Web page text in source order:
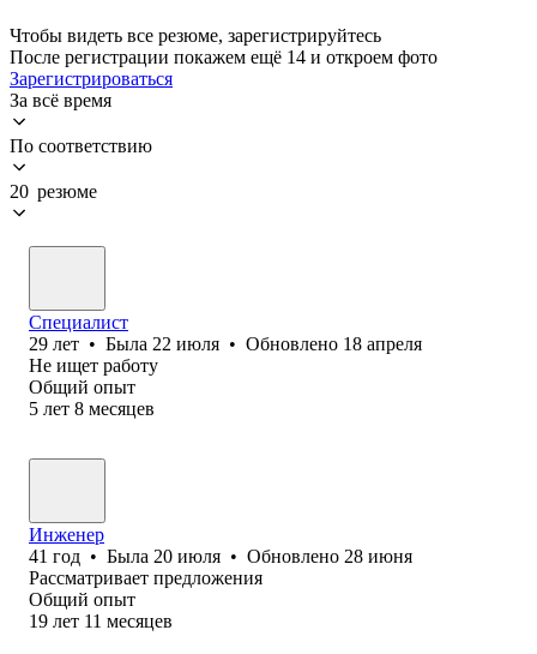
Чтобы видеть все резюме, зарегистрируйтесь
После регистрации покажем ещё 14 и откроем фото
Зарегистрироваться
За всё время
По соответствию
20 резюме
Специалист
29 лет • Была 22 июля • Обновлено 18 апреля
Не ищет работу
Общий опыт
5 лет 8 месяцев
Инженер
41 год • Была 20 июля • Обновлено 28 июня
Рассматривает предложения
Общий опыт
19 лет 11 месяцев